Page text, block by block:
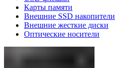
Карты памяти
Внешние SSD накопители
Внешние жесткие диски
Оптические носители